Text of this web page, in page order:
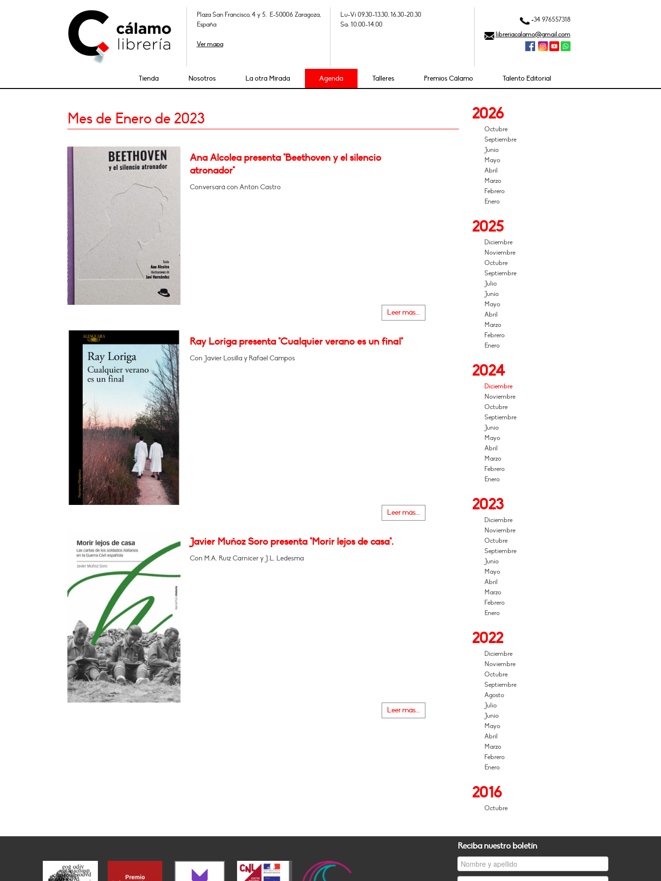
Plaza San Francisco, 4 y 5. E-50006 Zaragoza,
España
Ver mapa
Lu-Vi 09.30-13.30, 16.30-20.30
Sa: 10.00-14.00
+34 976557318
libreriacalamo@gmail.com
Tienda Nosotros La otra Mirada Agenda Talleres Premios Cálamo Talento Editorial
Mes de Enero de 2023
Ana Alcolea presenta "Beethoven y el silencio
atronador"
Conversará con Antón Castro
Leer más...
Ray Loriga presenta "Cualquier verano es un final"
Con Javier Losilla y Rafael Campos
Leer más...
Javier Muñoz Soro presenta "Morir lejos de casa".
Con M.A. Ruiz Carnicer y J.L. Ledesma
Leer más...
2026
Octubre
Septiembre
Junio
Mayo
Abril
Marzo
Febrero
Enero
2025
Diciembre
Noviembre
Octubre
Septiembre
Julio
Junio
Mayo
Abril
Marzo
Febrero
Enero
2024
Diciembre
Noviembre
Octubre
Septiembre
Junio
Mayo
Abril
Marzo
Febrero
Enero
2023
Diciembre
Noviembre
Octubre
Septiembre
Junio
Mayo
Abril
Marzo
Febrero
Enero
2022
Diciembre
Noviembre
Octubre
Septiembre
Agosto
Julio
Junio
Mayo
Abril
Marzo
Febrero
Enero
2016
Octubre
Reciba nuestro boletín